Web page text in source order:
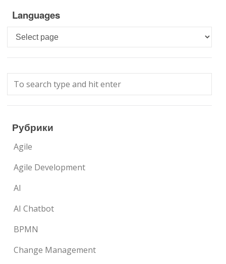
Languages
Languages
Рубрики
Agile
Agile Development
AI
AI Chatbot
BPMN
Change Management